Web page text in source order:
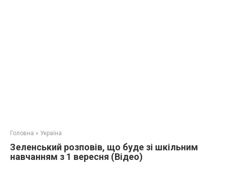
Головна » Україна
Зеленський розповів, що буде зі шкільним
навчанням з 1 вересня (Відео)